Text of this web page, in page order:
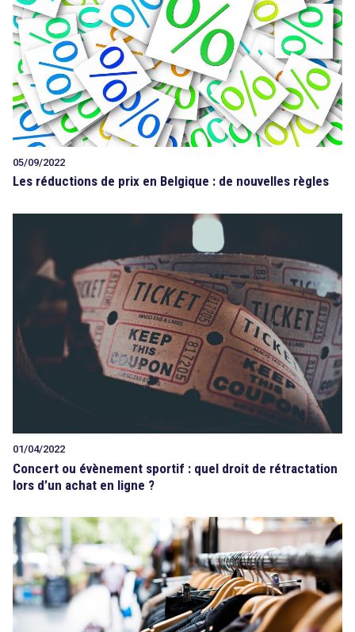
05/09/2022
Les réductions de prix en Belgique : de nouvelles règles
01/04/2022
Concert ou évènement sportif : quel droit de rétractation
lors d’un achat en ligne ?